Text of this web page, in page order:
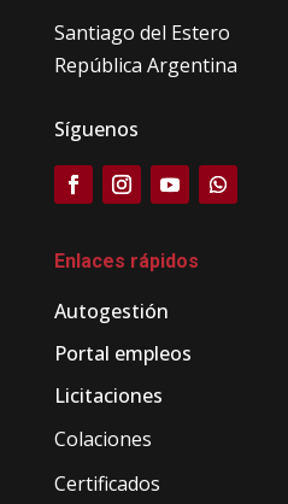
Santiago del Estero
República Argentina
Síguenos
Enlaces rápidos
Autogestión
Portal empleos
Licitaciones
Colaciones
Certificados